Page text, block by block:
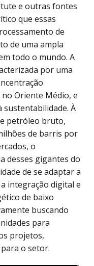
e outras fontes
que essas
de
de uma ampla
todo o mundo. A
por uma
Oriente Médio, e
sustentabilidade. À
petróleo bruto,
de barris por
o
desses gigantes do
de se adaptar a
integração digital e
de baixo
buscando
para
projetos,
o setor.